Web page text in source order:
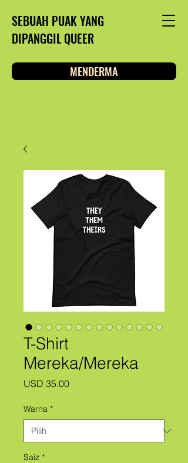
SEBUAH PUAK YANG
DIPANGGIL QUEER
MENDERMA
T-Shirt
Mereka/Mereka
USD 35.00Harga
Warna *
Saiz *